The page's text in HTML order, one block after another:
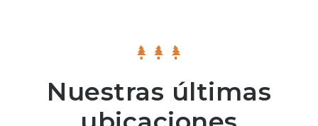
Nuestras últimas